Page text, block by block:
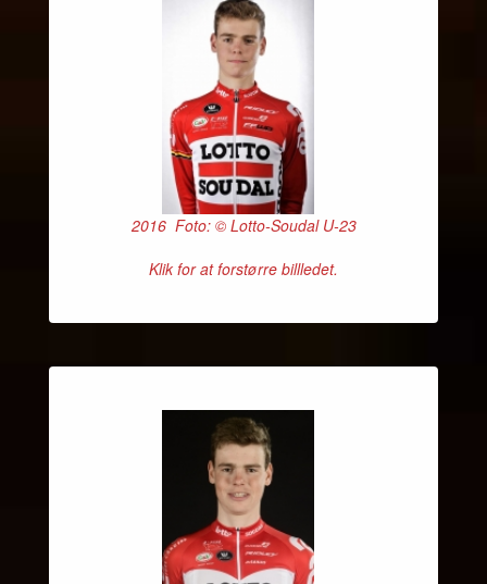
2016 Foto: © Lotto-Soudal U-23
Klik for at forstørre billledet.